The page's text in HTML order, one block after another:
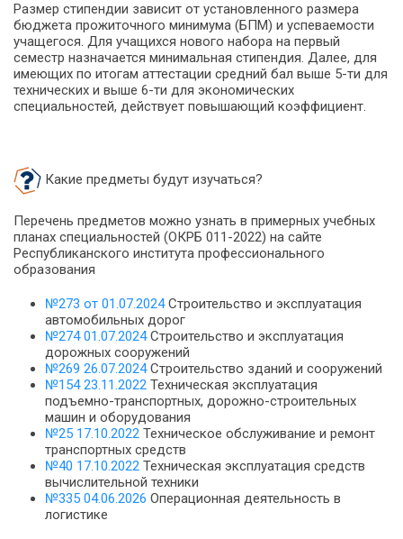
Размер стипендии зависит от установленного размера
бюджета прожиточного минимума (БПМ) и успеваемости
учащегося. Для учащихся нового набора на первый
семестр назначается минимальная стипендия. Далее, для
имеющих по итогам аттестации средний бал выше 5-ти для
технических и выше 6-ти для экономических
специальностей, действует повышающий коэффициент.
Какие предметы будут изучаться?
Перечень предметов можно узнать в примерных учебных
планах специальностей (ОКРБ 011-2022) на сайте
Республиканского института профессионального
образования
№273 от 01.07.2024Строительство и эксплуатация
автомобильных дорог
№274 01.07.2024Строительство и эксплуатация
дорожных сооружений
№269 26.07.2024Строительство зданий и сооружений
№154 23.11.2022 Техническая эксплуатация
подъемно-транспортных, дорожно-строительных
машин и оборудования
№25 17.10.2022 Техническое обслуживание и ремонт
транспортных средств
№40 17.10.2022 Техническая эксплуатация средств
вычислительной техники
№335 04.06.2026 Операционная деятельность в
логистике